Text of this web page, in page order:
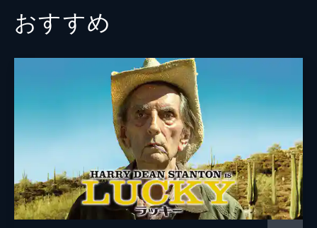
クレイトン・トリヴァー ジョン・ポリト
フレディ・リーデンシュナイダー
監督 ジョエル・コーエン
イーサン・コーエン
脚本 ジョエル・コーエン
イーサン・コーエン
おすすめ